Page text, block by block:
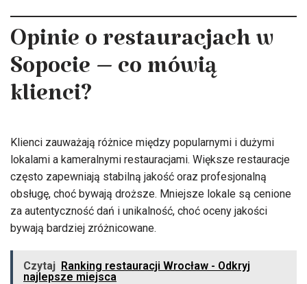
Opinie o restauracjach w
Sopocie – co mówią
klienci?
Klienci zauważają różnice między popularnymi i dużymi
lokalami a kameralnymi restauracjami. Większe restauracje
często zapewniają stabilną jakość oraz profesjonalną
obsługę, choć bywają droższe. Mniejsze lokale są cenione
za autentyczność dań i unikalność, choć oceny jakości
bywają bardziej zróżnicowane.
Czytaj Ranking restauracji Wrocław - Odkryj
najlepsze miejsca